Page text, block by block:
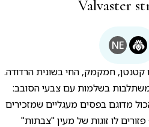
Valvaster
NE
חמקמק, החי בשונית הרדודה.
בשלמות עם צבעי הסובב:
מדוגם בפסים מעגליים שמזכירים
לו זוגות של מעין "צבתות"